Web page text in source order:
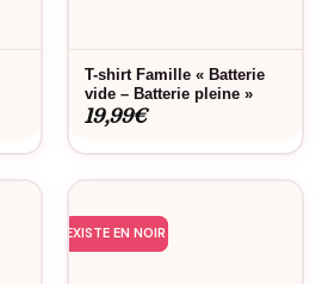
T-shirt Famille « Batterie
vide – Batterie pleine »
19,99€
EXISTE EN NOIR